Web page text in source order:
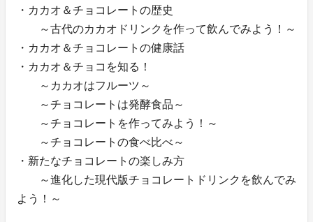
・カカオ＆チョコレートの歴史
～古代のカカオドリンクを作って飲んでみよう！～
・カカオ＆チョコレートの健康話
・カカオ＆チョコを知る！
～カカオはフルーツ～
～チョコレートは発酵食品～
～チョコレートを作ってみよう！～
～チョコレートの食べ比べ～
・新たなチョコレートの楽しみ方
～進化した現代版チョコレートドリンクを飲んでみ
よう！～